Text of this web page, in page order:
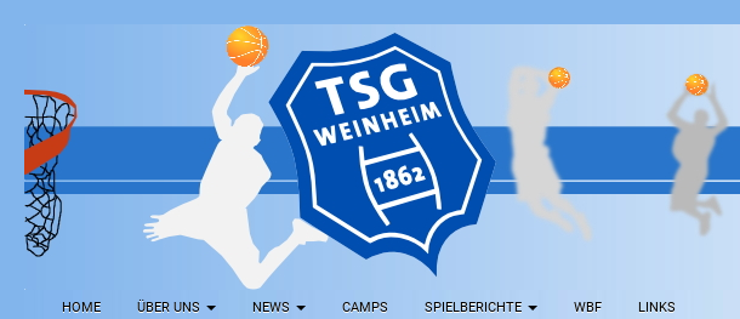
HOME ÜBER UNS NEWS CAMPS SPIELBERICHTE WBF LINKS